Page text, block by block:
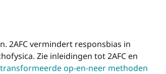
2AFC vermindert responsbias in
Zie inleidingen tot 2AFC en
op-en-neer methoden